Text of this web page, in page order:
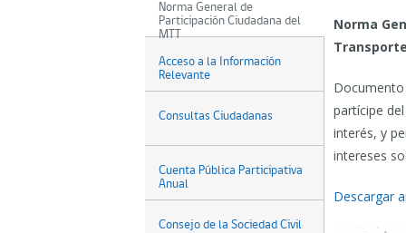
Norma General de
Participación Ciudadana del
MTT
Acceso a la Información
Relevante
Consultas Ciudadanas
Cuenta Pública Participativa
Anual
Consejo de la Sociedad Civil
Norma
Documento
partícipe
interés, y
intereses
Descargar